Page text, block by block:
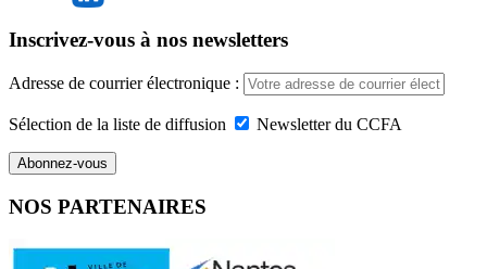
Inscrivez-vous à nos newsletters
Adresse de courrier électronique :
Sélection de la liste de diffusion Newsletter du CCFA
NOS PARTENAIRES